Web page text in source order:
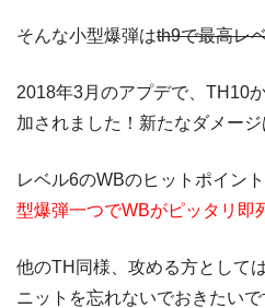
そんな小型爆弾はth9で最高レ
2018年3月のアプデで、TH10
加されました！新たなダメージ
レベル6のWBのヒットポイン
型爆弾一つでWBがピッタリ即
他のTH同様、攻める方として
ニットを忘れないでおきたいで